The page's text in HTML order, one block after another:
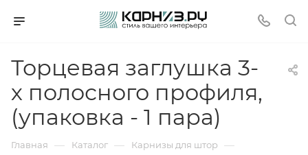
Торцевая заглушка 3-
х полосного профиля,
(упаковка - 1 пара)
Главная — Каталог — Карнизы для штор —